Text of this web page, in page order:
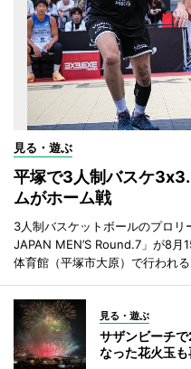
見る・遊ぶ
平塚で3人制バスケ
ムがホーム戦
3人制バスケットボールのプロ
JAPAN MEN’S Round.7」が8月
体育館（平塚市大原）で行われる
見る・遊ぶ
サザンビーチ
なった花火玉も